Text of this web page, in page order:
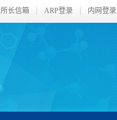
所长信箱 ARP登录 内网登录